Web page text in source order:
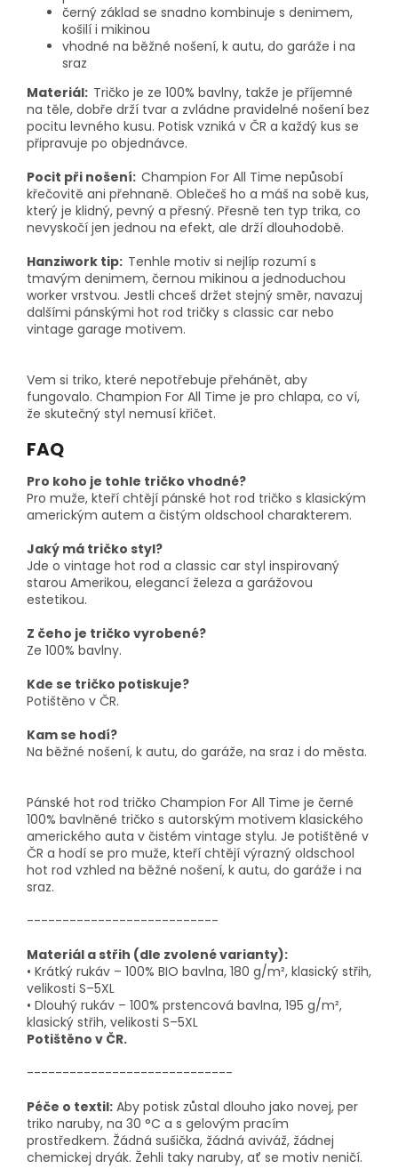
černý základ se snadno kombinuje s denimem,
košilí i mikinou
vhodné na běžné nošení, k autu, do garáže i na
sraz
Materiál: Tričko je ze 100% bavlny, takže je příjemné
na těle, dobře drží tvar a zvládne pravidelné nošení bez
pocitu levného kusu. Potisk vzniká v ČR a každý kus se
připravuje po objednávce.
Pocit při nošení: Champion For All Time nepůsobí
křečovitě ani přehnaně. Oblečeš ho a máš na sobě kus,
který je klidný, pevný a přesný. Přesně ten typ trika, co
nevyskočí jen jednou na efekt, ale drží dlouhodobě.
Hanziwork tip: Tenhle motiv si nejlíp rozumí s
tmavým denimem, černou mikinou a jednoduchou
worker vrstvou. Jestli chceš držet stejný směr, navazuj
dalšími pánskými hot rod tričky s classic car nebo
vintage garage motivem.
Vem si triko, které nepotřebuje přehánět, aby
fungovalo. Champion For All Time je pro chlapa, co ví,
že skutečný styl nemusí křičet.
FAQ
Pro koho je tohle tričko vhodné?
Pro muže, kteří chtějí pánské hot rod tričko s klasickým
americkým autem a čistým oldschool charakterem.
Jaký má tričko styl?
Jde o vintage hot rod a classic car styl inspirovaný
starou Amerikou, elegancí železa a garážovou
estetikou.
Z čeho je tričko vyrobené?
Ze 100% bavlny.
Kde se tričko potiskuje?
Potištěno v ČR.
Kam se hodí?
Na běžné nošení, k autu, do garáže, na sraz i do města.
Pánské hot rod tričko Champion For All Time je černé
100% bavlněné tričko s autorským motivem klasického
amerického auta v čistém vintage stylu. Je potištěné v
ČR a hodí se pro muže, kteří chtějí výrazný oldschool
hot rod vzhled na běžné nošení, k autu, do garáže i na
sraz.
---------------------------
Materiál a střih (dle zvolené varianty):
• Krátký rukáv – 100% BIO bavlna, 180 g/m², klasický střih,
velikosti S–5XL
• Dlouhý rukáv – 100% prstencová bavlna, 195 g/m²,
klasický střih, velikosti S–5XL
Potištěno v ČR.
-----------------------------
Péče o textil: Aby potisk zůstal dlouho jako novej, per
triko naruby, na 30 °C a s gelovým pracím
prostředkem. Žádná sušička, žádná aviváž, žádnej
chemickej dryák. Žehli taky naruby, ať se motiv neničí.